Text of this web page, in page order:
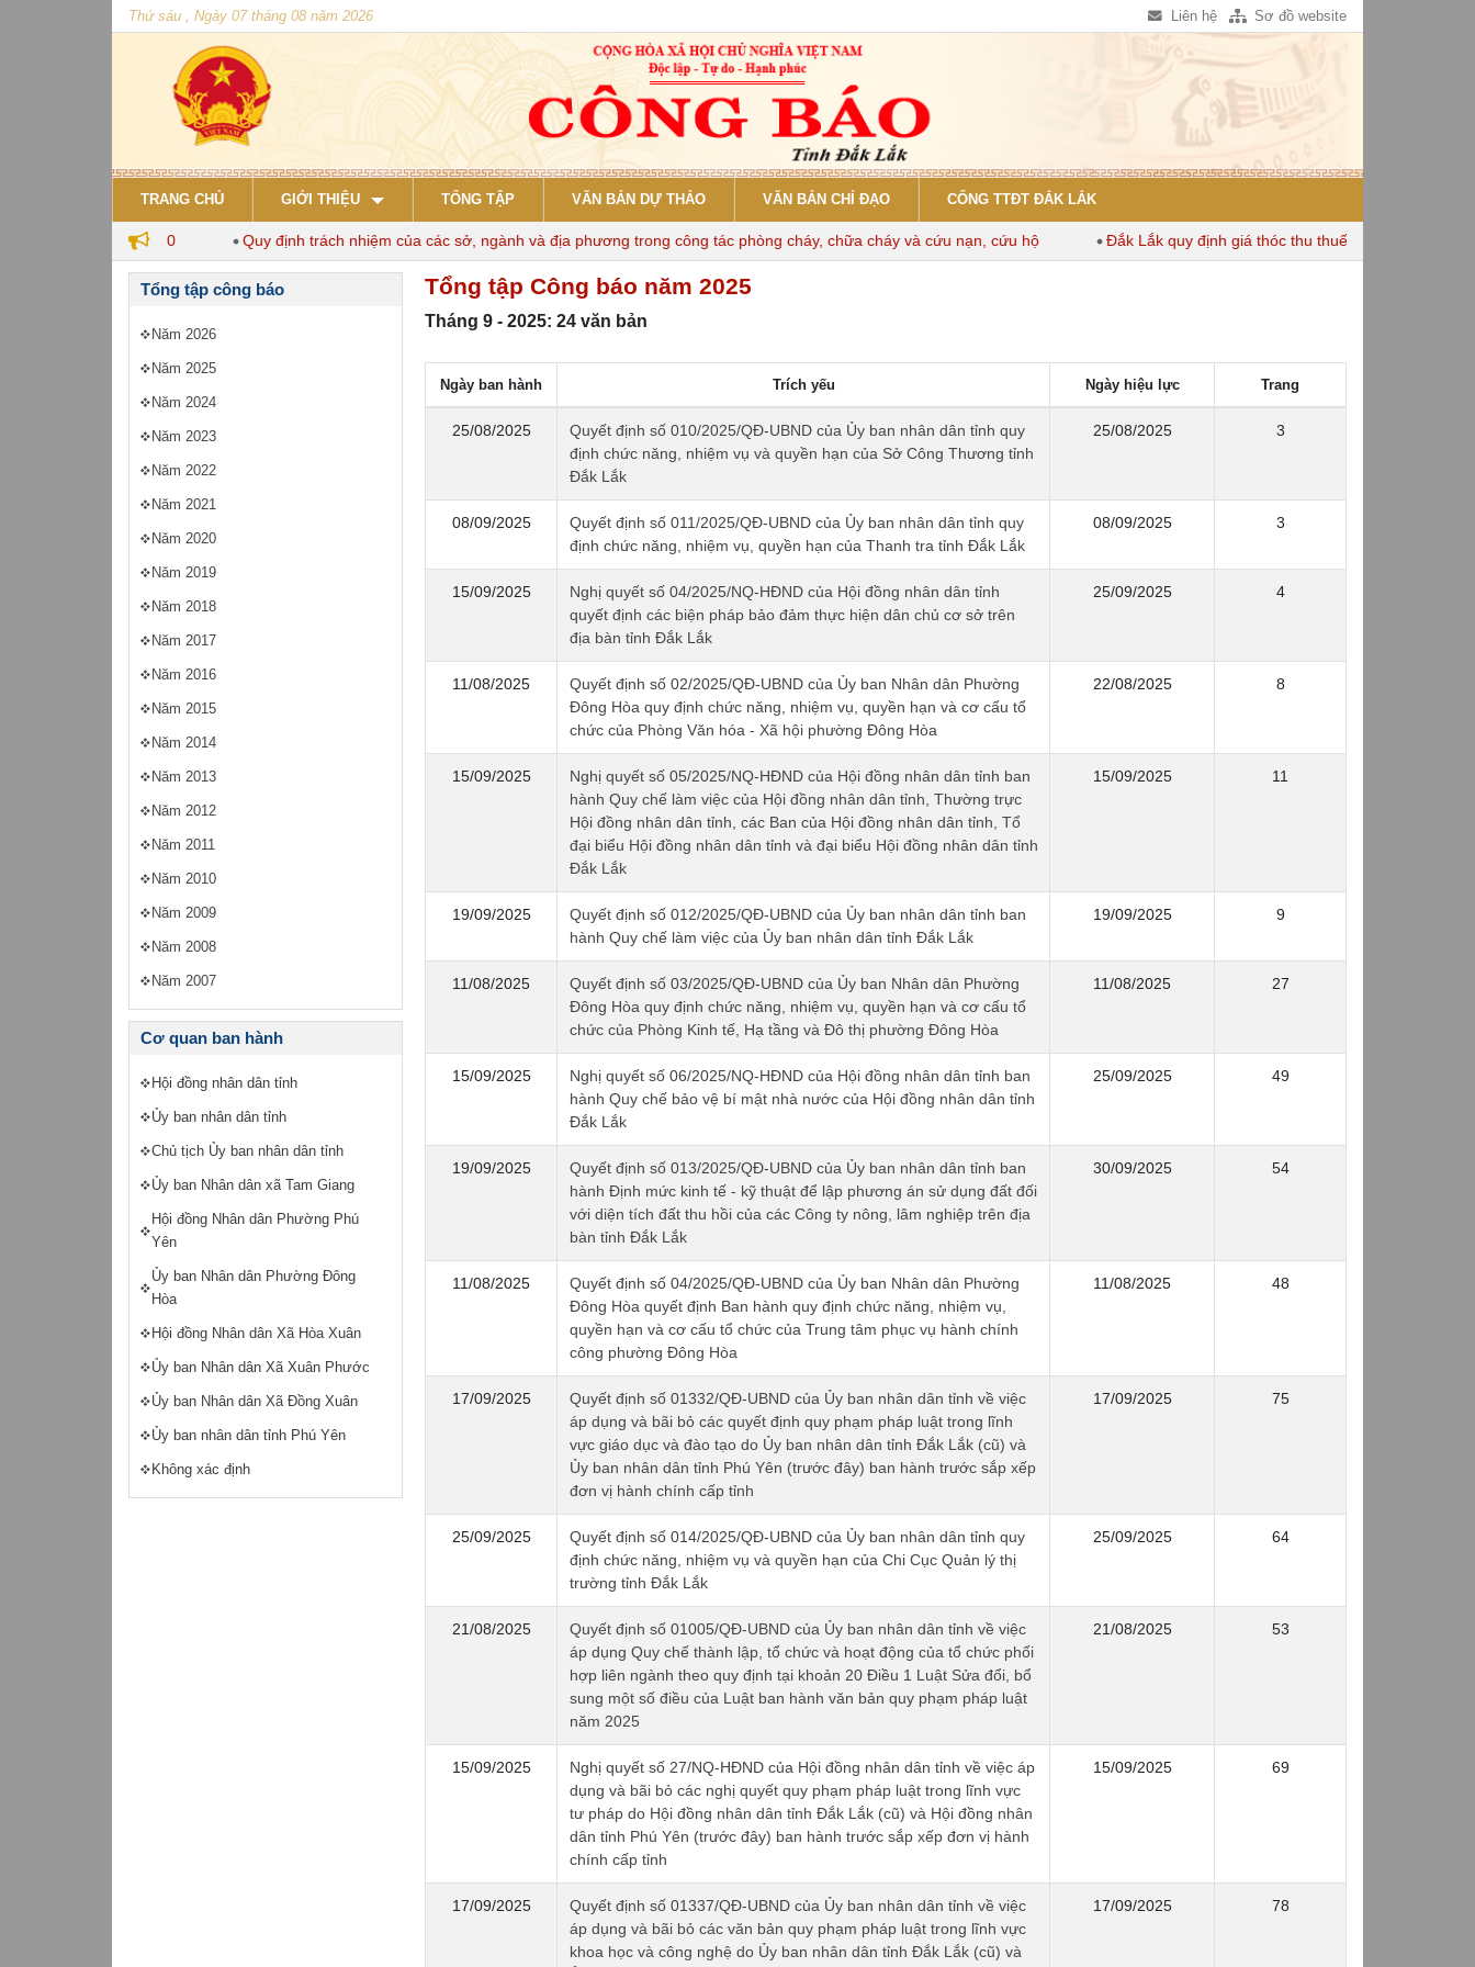
Thứ sáu , Ngày 07 tháng 08 năm 2026 Liên hệ Sơ đồ website
TRANG CHỦ GIỚI THIỆU TỔNG TẬP VĂN BẢN DỰ THẢO VĂN BẢN CHỈ ĐẠO CỔNG TTĐT ĐẮK LẮK
đến năm 2030 Quy định trách nhiệm của các sở, ngành và địa phương trong công tác phòng cháy, chữa cháy và cứu nạn, cứu hộ Đắk Lắk quy định giá thóc thu thuế dùng để tính thuế sử
Tổng tập công báo
Năm 2026
Năm 2025
Năm 2024
Năm 2023
Năm 2022
Năm 2021
Năm 2020
Năm 2019
Năm 2018
Năm 2017
Năm 2016
Năm 2015
Năm 2014
Năm 2013
Năm 2012
Năm 2011
Năm 2010
Năm 2009
Năm 2008
Năm 2007
Cơ quan ban hành
Hội đồng nhân dân tỉnh
Ủy ban nhân dân tỉnh
Chủ tịch Ủy ban nhân dân tỉnh
Ủy ban Nhân dân xã Tam Giang
Hội đồng Nhân dân Phường Phú
Yên
Ủy ban Nhân dân Phường Đông
Hòa
Hội đồng Nhân dân Xã Hòa Xuân
Ủy ban Nhân dân Xã Xuân Phước
Ủy ban Nhân dân Xã Đồng Xuân
Ủy ban nhân dân tỉnh Phú Yên
Không xác định
Tổng tập Công báo năm 2025
Tháng 9 - 2025: 24 văn bản
Ngày ban hành Trích yếu Ngày hiệu lực Trang
25/08/2025
Quyết định số 010/2025/QĐ-UBND của Ủy ban nhân dân tỉnh quy
định chức năng, nhiệm vụ và quyền hạn của Sở Công Thương tỉnh
Đắk Lắk
25/08/2025 3
08/09/2025
Quyết định số 011/2025/QĐ-UBND của Ủy ban nhân dân tỉnh quy
định chức năng, nhiệm vụ, quyền hạn của Thanh tra tỉnh Đắk Lắk
08/09/2025 3
15/09/2025
Nghị quyết số 04/2025/NQ-HĐND của Hội đồng nhân dân tỉnh
quyết định các biện pháp bảo đảm thực hiện dân chủ cơ sở trên
địa bàn tỉnh Đắk Lắk
25/09/2025 4
11/08/2025
Quyết định số 02/2025/QĐ-UBND của Ủy ban Nhân dân Phường
Đông Hòa quy định chức năng, nhiệm vụ, quyền hạn và cơ cấu tổ
chức của Phòng Văn hóa - Xã hội phường Đông Hòa
22/08/2025 8
15/09/2025
Nghị quyết số 05/2025/NQ-HĐND của Hội đồng nhân dân tỉnh ban
hành Quy chế làm việc của Hội đồng nhân dân tỉnh, Thường trực
Hội đồng nhân dân tỉnh, các Ban của Hội đồng nhân dân tỉnh, Tổ
đại biểu Hội đồng nhân dân tỉnh và đại biểu Hội đồng nhân dân tỉnh
Đắk Lắk
15/09/2025 11
19/09/2025
Quyết định số 012/2025/QĐ-UBND của Ủy ban nhân dân tỉnh ban
hành Quy chế làm việc của Ủy ban nhân dân tỉnh Đắk Lắk
19/09/2025 9
11/08/2025
Quyết định số 03/2025/QĐ-UBND của Ủy ban Nhân dân Phường
Đông Hòa quy định chức năng, nhiệm vụ, quyền hạn và cơ cấu tổ
chức của Phòng Kinh tế, Hạ tầng và Đô thị phường Đông Hòa
11/08/2025 27
15/09/2025
Nghị quyết số 06/2025/NQ-HĐND của Hội đồng nhân dân tỉnh ban
hành Quy chế bảo vệ bí mật nhà nước của Hội đồng nhân dân tỉnh
Đắk Lắk
25/09/2025 49
19/09/2025
Quyết định số 013/2025/QĐ-UBND của Ủy ban nhân dân tỉnh ban
hành Định mức kinh tế - kỹ thuật để lập phương án sử dụng đất đối
với diện tích đất thu hồi của các Công ty nông, lâm nghiệp trên địa
bàn tỉnh Đắk Lắk
30/09/2025 54
11/08/2025
Quyết định số 04/2025/QĐ-UBND của Ủy ban Nhân dân Phường
Đông Hòa quyết định Ban hành quy định chức năng, nhiệm vụ,
quyền hạn và cơ cấu tổ chức của Trung tâm phục vụ hành chính
công phường Đông Hòa
11/08/2025 48
17/09/2025
Quyết định số 01332/QĐ-UBND của Ủy ban nhân dân tỉnh về việc
áp dụng và bãi bỏ các quyết định quy phạm pháp luật trong lĩnh
vực giáo dục và đào tạo do Ủy ban nhân dân tỉnh Đắk Lắk (cũ) và
Ủy ban nhân dân tỉnh Phú Yên (trước đây) ban hành trước sắp xếp
đơn vị hành chính cấp tỉnh
17/09/2025 75
25/09/2025
Quyết định số 014/2025/QĐ-UBND của Ủy ban nhân dân tỉnh quy
định chức năng, nhiệm vụ và quyền hạn của Chi Cục Quản lý thị
trường tỉnh Đắk Lắk
25/09/2025 64
21/08/2025
Quyết định số 01005/QĐ-UBND của Ủy ban nhân dân tỉnh về việc
áp dụng Quy chế thành lập, tổ chức và hoạt động của tổ chức phối
hợp liên ngành theo quy định tại khoản 20 Điều 1 Luật Sửa đổi, bổ
sung một số điều của Luật ban hành văn bản quy phạm pháp luật
năm 2025
21/08/2025 53
15/09/2025
Nghị quyết số 27/NQ-HĐND của Hội đồng nhân dân tỉnh về việc áp
dụng và bãi bỏ các nghị quyết quy phạm pháp luật trong lĩnh vực
tư pháp do Hội đồng nhân dân tỉnh Đắk Lắk (cũ) và Hội đồng nhân
dân tỉnh Phú Yên (trước đây) ban hành trước sắp xếp đơn vị hành
chính cấp tỉnh
15/09/2025 69
17/09/2025
Quyết định số 01337/QĐ-UBND của Ủy ban nhân dân tỉnh về việc
áp dụng và bãi bỏ các văn bản quy phạm pháp luật trong lĩnh vực
khoa học và công nghệ do Ủy ban nhân dân tỉnh Đắk Lắk (cũ) và
17/09/2025 78